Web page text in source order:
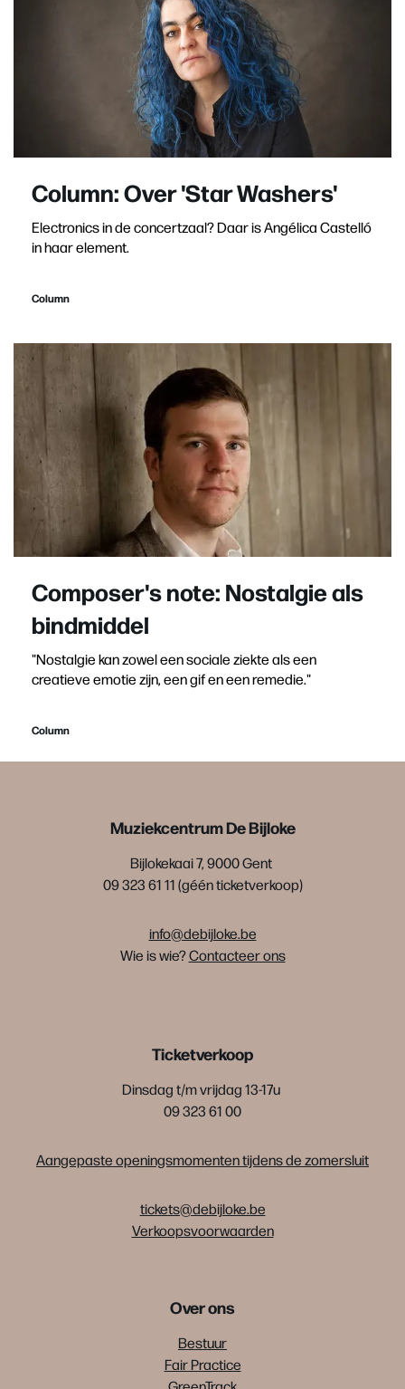
Column: Over 'Star Washers'
Electronics in de concertzaal? Daar is Angélica Castelló
in haar element.
Column
Composer's note: Nostalgie als
bindmiddel
"Nostalgie kan zowel een sociale ziekte als een
creatieve emotie zijn, een gif en een remedie."
Column
Muziekcentrum De Bijloke
Bijlokekaai 7, 9000 Gent
09 323 61 11 (géén ticketverkoop)
info@debijloke.be
Wie is wie?Contacteer ons
Ticketverkoop
Dinsdag t/m vrijdag 13-17u
09 323 61 00
Aangepaste openingsmomenten tijdens de zomersluit
tickets@debijloke.be
Verkoopsvoorwaarden
Over ons
Bestuur
Fair Practice